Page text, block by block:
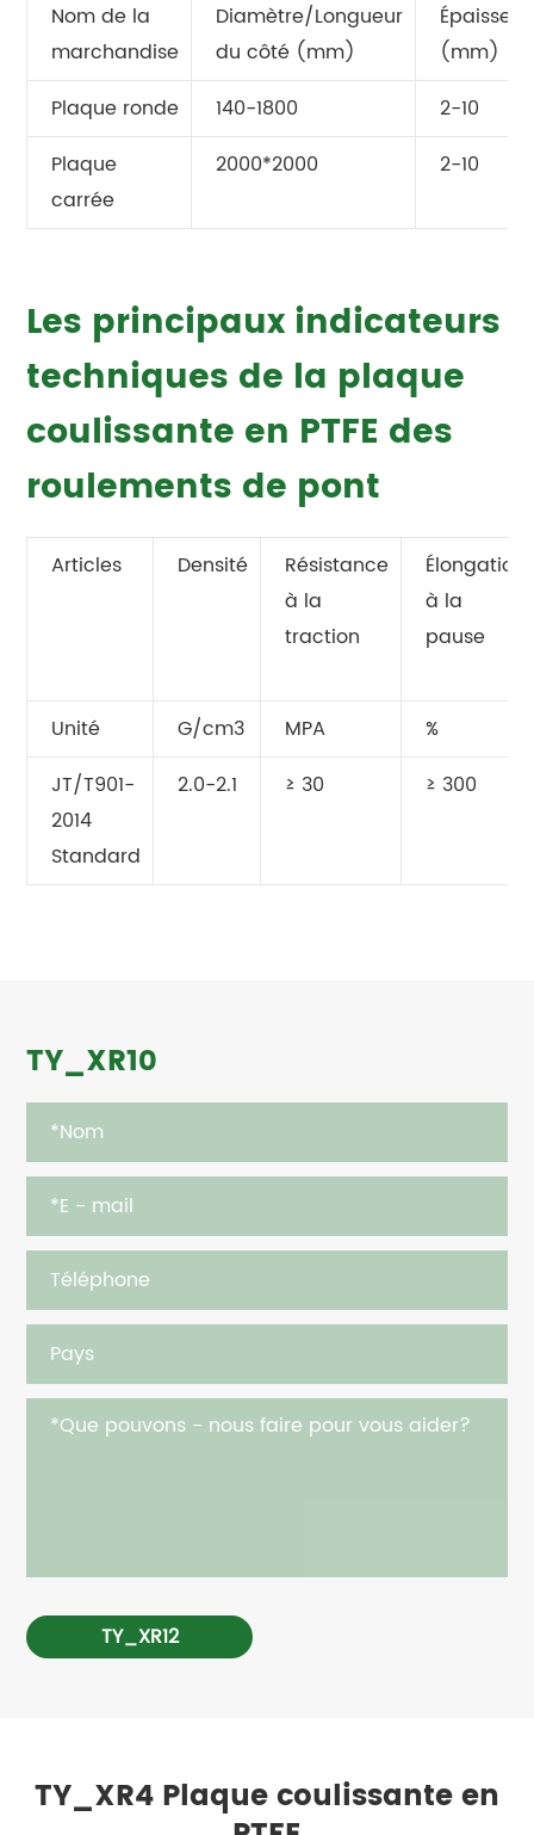
Nom de la
marchandise
Diamètre/Longueur
du côté (mm)
Épaisseur
(mm)
Plaque ronde
140-1800
2-10
Plaque
carrée
2000*2000 2-10
Les principaux indicateurs
techniques de la plaque
coulissante en PTFE des
roulements de pont
Articles Densité
Résistance
à la
traction
Élongation
à la
pause
Unité G/cm3 MPA
%
JT/T901-
2014
Standard
2.0-2.1 ≥ 30 ≥ 300
TY_XR10
TY_XR12
TY_XR4 Plaque coulissante en